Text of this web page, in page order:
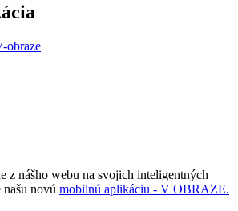
z nášho webu na svojich inteligentných
novú mobilnú aplikáciu - V OBRAZE.